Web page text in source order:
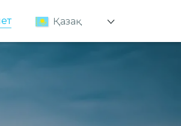
Қазақ
Русский